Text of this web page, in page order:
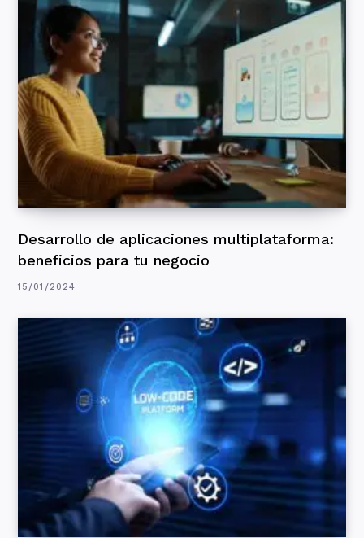
Desarrollo de aplicaciones multiplataforma:
beneficios para tu negocio
15/01/2024